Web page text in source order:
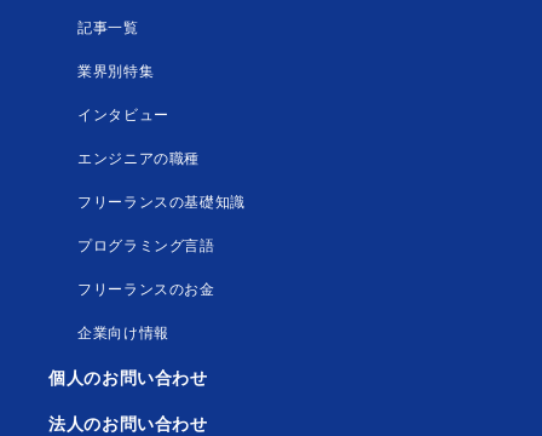
記事一覧
業界別特集
インタビュー
エンジニアの職種
フリーランスの基礎知識
プログラミング言語
フリーランスのお金
企業向け情報
個人のお問い合わせ
法人のお問い合わせ